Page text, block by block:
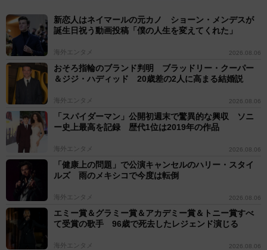
新恋人はネイマールの元カノ ショーン・メンデスが
誕生日祝う動画投稿「僕の人生を変えてくれた」
海外エンタメ 2026.08.06
おそろ指輪のブランド判明 ブラッドリー・クーパー
＆ジジ・ハディッド 20歳差の2人に高まる結婚説
海外エンタメ 2026.08.06
「スパイダーマン」公開初週末で驚異的な興収 ソニ
ー史上最高を記録 歴代1位は2019年の作品
海外エンタメ 2026.08.06
「健康上の問題」で公演キャンセルのハリー・スタイ
ルズ 雨のメキシコで今度は転倒
海外エンタメ 2026.08.06
エミー賞＆グラミー賞＆アカデミー賞＆トニー賞すべ
て受賞の歌手 96歳で死去したレジェンド演じる
海外エンタメ 2026.08.06